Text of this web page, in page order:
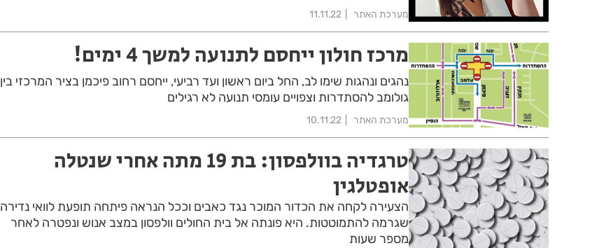
מערכת האתר 11.11.22
מרכז חולון ייחסם לתנועה למשך 4 ימים!
נהגים ונהגות שימו לב, החל ביום ראשון ועד רביעי, ייחסם רחוב פיכמן בציר המרכזי בין
גולומב להסתדרות וצפויים עומסי תנועה לא רגילים
מערכת האתר 10.11.22
טרגדיה בוולפסון: בת 19 מתה אחרי שנטלה
אופטלגין
הצעירה לקחה את הכדור המוכר נגד כאבים וככל הנראה פיתחה תופעת לוואי נדירה
שגרמה להתמוטטות. היא פונתה אל בית החולים וולפסון במצב אנוש ונפטרה לאחר
מספר שעות